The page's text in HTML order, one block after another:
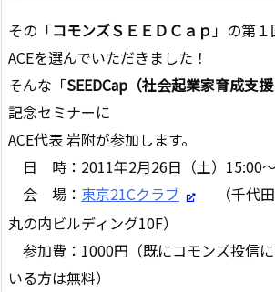
その「コモンズＳＥＥＤＣａｐ」の第１
ACEを選んでいただきました！
そんな「SEEDCap（社会起業家育成支援
記念セミナーに
ACE代表 岩附が参加します。
日 時：2011年2月26日（土）15:00
会 場： 東京21Cクラブ
（千代
丸の内ビルディング10F）
参加費：1000円（既にコモンズ投信
いる方は無料）